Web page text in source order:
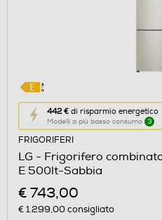
442 € di risparmio energetico
Modelli a più basso consumo 3
Questa
azione
aprirà
il
Calcolatore
di
risparmio
FRIGORIFERI
LG - Frigorifero
E 500lt-Sabbia
€ 743,00
€ 1.299,00consigliato